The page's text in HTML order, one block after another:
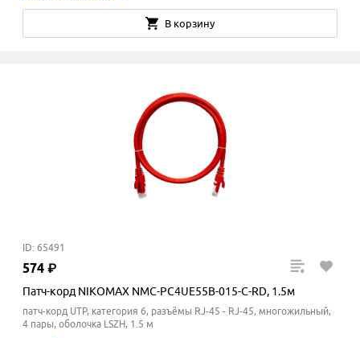
В корзину
ID: 65491
574 ₽
Патч-корд NIKOMAX NMC-PC4UE55B-015-C-RD, 1.5м
патч-корд UTP, категория 6, разъёмы RJ-45 - RJ-45, многожильный,
4 пары, оболочка LSZH, 1.5 м